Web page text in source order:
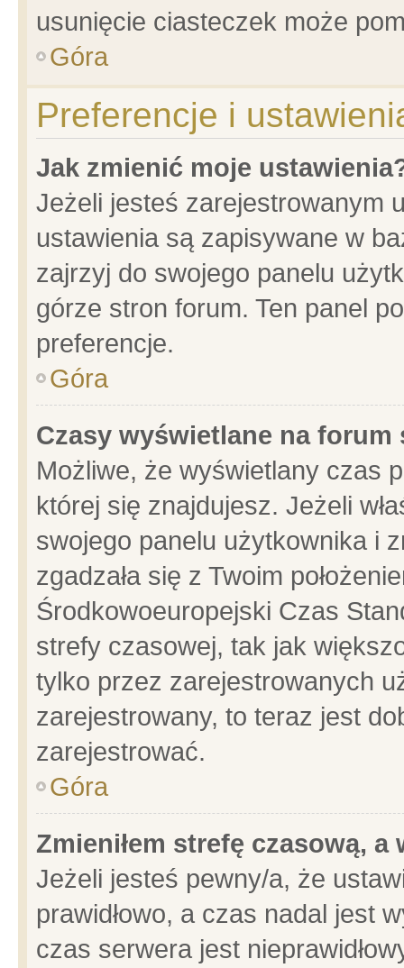
usunięcie ciasteczek może
Góra
Preferencje i
Jak zmienić moje
Jeżeli jesteś zarejestrowanym
ustawienia są zapisywane w
zajrzyj do swojego panelu
górze stron forum. Ten panel
preferencje.
Góra
Czasy wyświetlane na forum
Możliwe, że wyświetlany czas
której się znajdujesz. Jeżeli
swojego panelu użytkownika i
zgadzała się z Twoim
Środkowoeuropejski Czas
strefy czasowej, tak jak
tylko przez zarejestrowanych
zarejestrowany, to teraz jest
zarejestrować.
Góra
Zmieniłem strefę czasową,
Jeżeli jesteś pewny/a, że
prawidłowo, a czas nadal jest
czas serwera jest